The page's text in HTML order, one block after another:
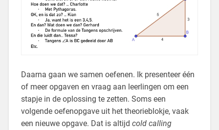
Daarna gaan we samen oefenen. Ik presenteer één
of meer opgaven en vraag aan leerlingen om een
stapje in de oplossing te zetten. Soms een
volgende oefenopgave uit het theorieblokje, vaak
een nieuwe opgave. Dat is altijd cold calling